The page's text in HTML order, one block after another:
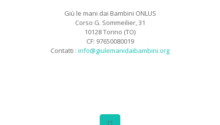
Giù le mani dai Bambini ONLUS
Corso G. Sommeilier, 31
10128 Torino (TO)
CF: 97650080019
Contatti : info@giulemanidaibambini.org